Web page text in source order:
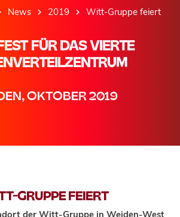
News 2019 Witt-Gruppe feiert
FÜR DAS VIERTE
OKTOBER 2019
GRUPPE FEIERT
der Witt-Gruppe in Weiden-West